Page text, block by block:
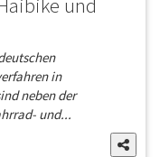
in
neben der
und...